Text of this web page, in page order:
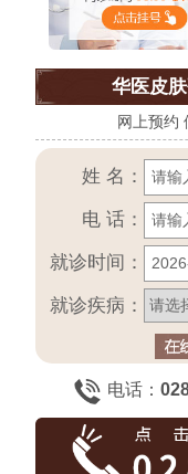
华医皮
网上预约
姓 名：
电 话：
就诊时间：
就诊疾病：
电话：